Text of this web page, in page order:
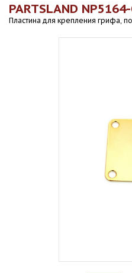
PARTSLAND
Пластина для крепления грифа,